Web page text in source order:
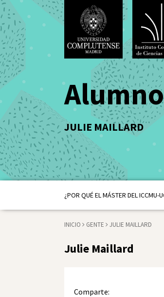
JULIE MAILLARD
¿POR QUÉ EL MÁSTER DEL ICCMU-
INICIO GENTE JULIE MAILLARD
Julie Maillard
Comparte: